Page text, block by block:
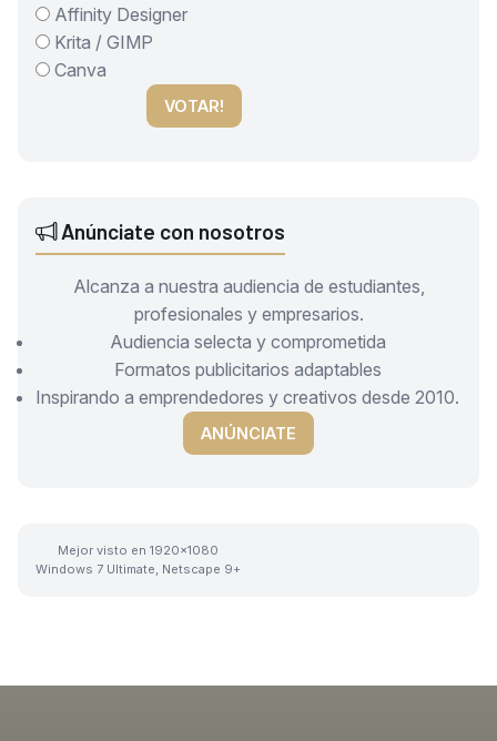
Affinity Designer
Krita / GIMP
Canva
VOTAR!
Anúnciate con nosotros
Alcanza a nuestra audiencia de estudiantes,
profesionales y empresarios.
Audiencia selecta y comprometida
Formatos publicitarios adaptables
Inspirando a emprendedores y creativos desde 2010.
ANÚNCIATE
Mejor visto en 1920x1080
Windows 7 Ultimate, Netscape 9+